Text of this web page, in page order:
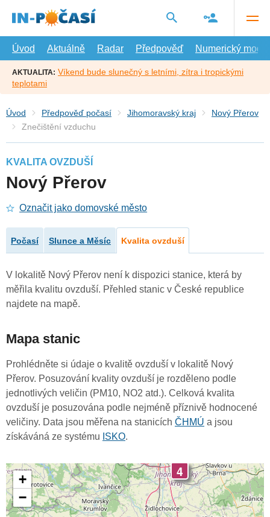
hlavní
Úvod
Aktuálně Radar Předpověď Numerický model
AKTUALITA: Víkend bude slunečný s letními, zítra i tropickými
teplotami
Úvod Předpověď počasí Jihomoravský kraj
Nový Přerov
Znečištění vzduchu
KVALITA OVZDUŠÍ
Nový Přerov
Označit jako domovské město
Počasí Slunce a Měsíc Kvalita ovzduší
V lokalitě Nový Přerov není k dispozici stanice, která by
měřila kvalitu ovzduší. Přehled stanic v České republice
najdete na mapě.
Mapa stanic
Prohlédněte si údaje o kvalitě ovzduší v lokalitě Nový
Přerov. Posuzování kvality ovzduší je rozděleno podle
jednotlivých veličin (PM10, NO2 atd.). Celková kvalita
ovzduší je posuzována podle nejméně příznivě hodnocené
veličiny. Data jsou měřena na stanicích ČHMÚ a jsou
získáváná ze systému ISKO.
4
+
−